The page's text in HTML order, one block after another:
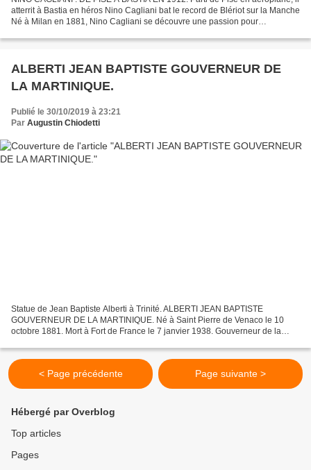
atterrit à Bastia en héros Nino Cagliani bat le record de Blériot sur la Manche
Né à Milan en 1881, Nino Cagliani se découvre une passion pour
ALBERTI JEAN BAPTISTE GOUVERNEUR DE
LA MARTINIQUE.
Publié le 30/10/2019 à 23:21
Par Augustin Chiodetti
Statue de Jean Baptiste Alberti à Trinité. ALBERTI JEAN BAPTISTE
GOUVERNEUR DE LA MARTINIQUE. Né à Saint Pierre de Venaco le 10
octobre 1881. Mort à Fort de France le 7 janvier 1938. Gouverneur de la
< Page précédente Page suivante >
Hébergé par Overblog
Top articles
Pages